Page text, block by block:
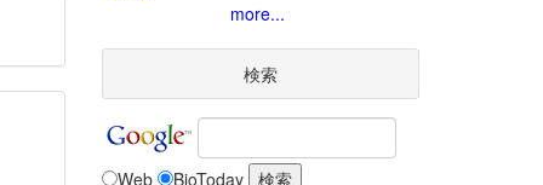
more...
検索
Web BioToday